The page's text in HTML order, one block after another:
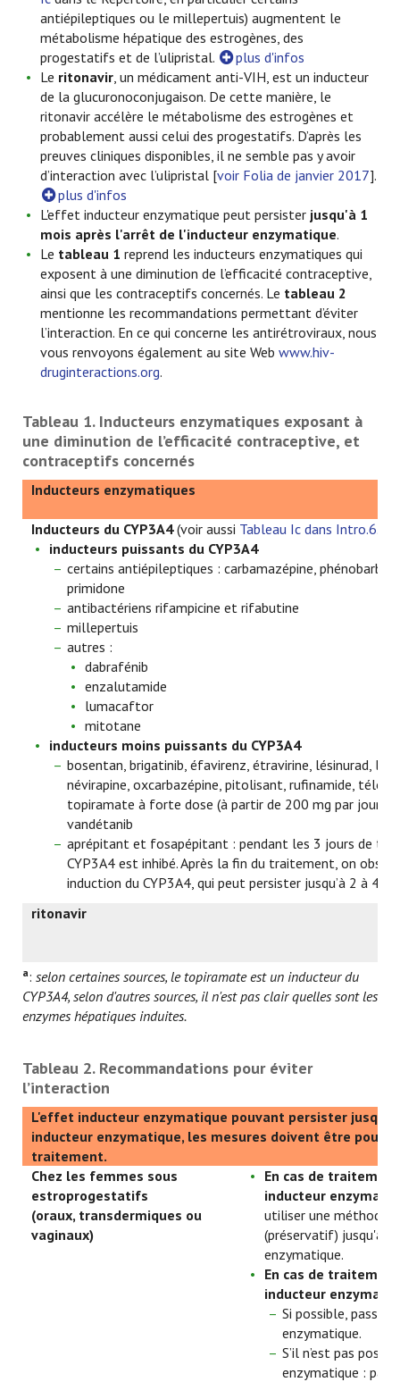
antiépileptiques ou le millepertuis) augmentent le
métabolisme hépatique des estrogènes, des
progestatifs et de l’ulipristal.
plus d'infos
Le ritonavir, un médicament anti-VIH, est un inducteur
de la glucuronoconjugaison. De cette manière, le
ritonavir accélère le métabolisme des estrogènes et
probablement aussi celui des progestatifs. D’après les
preuves cliniques disponibles, il ne semble pas y avoir
d’interaction avec l’ulipristal [voir Folia de janvier 2017].
plus d'infos
L'effet inducteur enzymatique peut persister jusqu'à 1
mois après l'arrêt de l'inducteur enzymatique.
Le tableau 1 reprend les inducteurs enzymatiques qui
exposent à une diminution de l’efficacité contraceptive,
ainsi que les contraceptifs concernés. Le tableau 2
mentionne les recommandations permettant d’éviter
l’interaction. En ce qui concerne les antirétroviraux, nous
vous renvoyons également au site Web www.hiv-
druginteractions.org.
Tableau 1. Inducteurs enzymatiques exposant à
une diminution de l’efficacité contraceptive, et
contraceptifs concernés
Inducteurs enzymatiques
Inducteurs du CYP3A4(voir aussi Tableau Ic dans Intro.6.3.
inducteurs puissants du CYP3A4
certains antiépileptiques : carbamazépine,
primidone
antibactériens rifampicine et rifabutine
millepertuis
autres :
dabrafénib
enzalutamide
lumacaftor
mitotane
inducteurs moins puissants du CYP3A4
bosentan, brigatinib, éfavirenz, étravirine, lésinurad,
névirapine, oxcarbazépine, pitolisant, rufinamide,
topiramate à forte dose (à partir de 200 mg par jour
vandétanib
aprépitant et fosapépitant : pendant les 3 jours de
CYP3A4 est inhibé. Après la fin du traitement, on
induction du CYP3A4, qui peut persister jusqu’à 2 à 4
ritonavir
a: selon certaines sources, le topiramate est un inducteur du
CYP3A4, selon d'autres sources, il n'est pas clair quelles sont les
enzymes hépatiques induites.
Tableau 2. Recommandations pour éviter
l’interaction
L'effet inducteur enzymatique pouvant persister
inducteur enzymatique, les mesures doivent être
traitement.
Chez les femmes sous
estroprogestatifs
(oraux, transdermiques ou
vaginaux)
En cas de
inducteur
utiliser une méthode
(préservatif) jusqu'à
enzymatique.
En cas de
inducteur
Si possible, passer
enzymatique.
S’il n’est pas
enzymatique :